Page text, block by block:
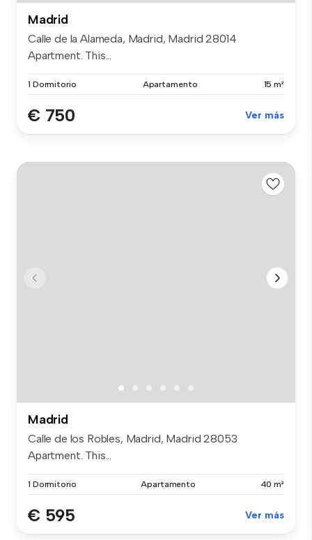
Madrid
Calle de la Alameda, Madrid, Madrid 28014
Apartment. This...
1 Dormitorio Apartamento 15 m²
€ 750 Ver más
Madrid
Calle de los Robles, Madrid, Madrid 28053
Apartment. This...
1 Dormitorio Apartamento 40 m²
€ 595 Ver más